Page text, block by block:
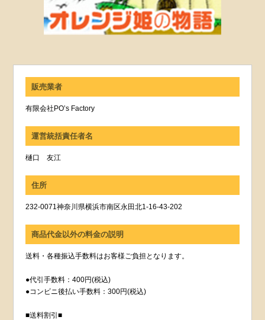
販売業者
有限会社PO’s Factory
運営統括責任者名
樋口 友江
住所
232-0071神奈川県横浜市南区永田北1-16-43-202
商品代金以外の料金の説明
送料・各種振込手数料はお客様ご負担となります。
●代引手数料：400円(税込)
●コンビニ後払い手数料：300円(税込)
■送料割引■